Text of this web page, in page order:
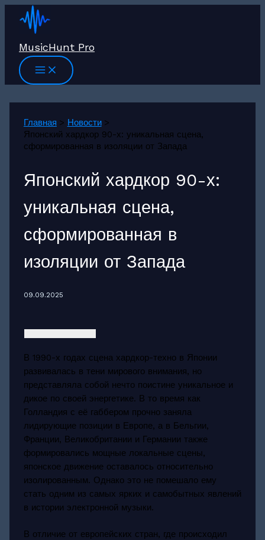
Перейти
MusicHunt Pro
Главная
Новости
Японский хардкор 90-х: уникальная сцена,
сформированная в изоляции от Запада
Японский хардкор 90-х:
уникальная сцена,
сформированная в
изоляции от Запада
09.09.2025
В 1990-х годах сцена хардкор-техно в Японии
развивалась в тени мирового внимания, но
представляла собой нечто поистине уникальное и
дикое по своей энергетике. В то время как
Голландия с её габбером прочно заняла
лидирующие позиции в Европе, а в Бельгии,
Франции, Великобритании и Германии также
формировались мощные локальные сцены,
японское движение оставалось относительно
изолированным. Однако это не помешало ему
стать одним из самых ярких и самобытных явлений
в истории электронной музыки.
В отличие от европейских стран, где происходил